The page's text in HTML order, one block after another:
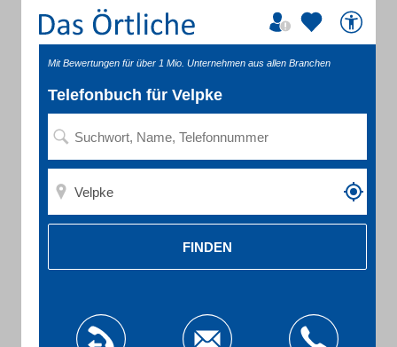
Mit Bewertungen für über 1 Mio. Unternehmen aus allen Branchen
Telefonbuch für Velpke
FINDEN